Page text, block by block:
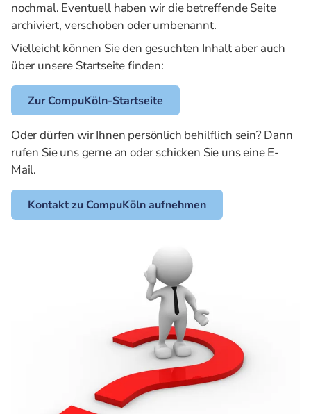
nochmal. Eventuell haben wir die betreffende Seite
archiviert, verschoben oder umbenannt.
Vielleicht können Sie den gesuchten Inhalt aber auch
über unsere Startseite finden:
Zur CompuKöln-Startseite
Oder dürfen wir Ihnen persönlich behilflich sein? Dann
rufen Sie uns gerne an oder schicken Sie uns eine E-
Mail.
Kontakt zu CompuKöln aufnehmen